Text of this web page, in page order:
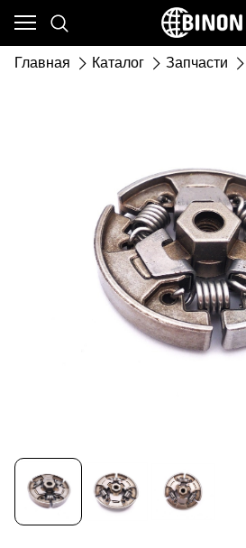
Главная Каталог Запчасти
Ваш город - ст. Каневская,
угадали?
ДА НЕТ